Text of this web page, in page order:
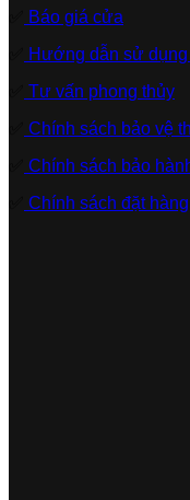
Báo giá cửa
Hướng dẫn sử dụng
Tư vấn phong thủy
Chính sách bảo vệ
Chính sách bảo
Chính sách đặt